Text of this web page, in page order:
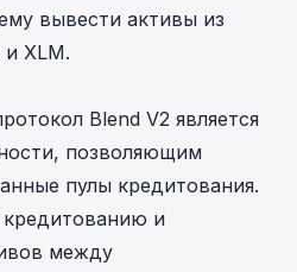
вывести активы из
и XLM.
Blend V2 является
позволяющим
пулы кредитования.
и
между